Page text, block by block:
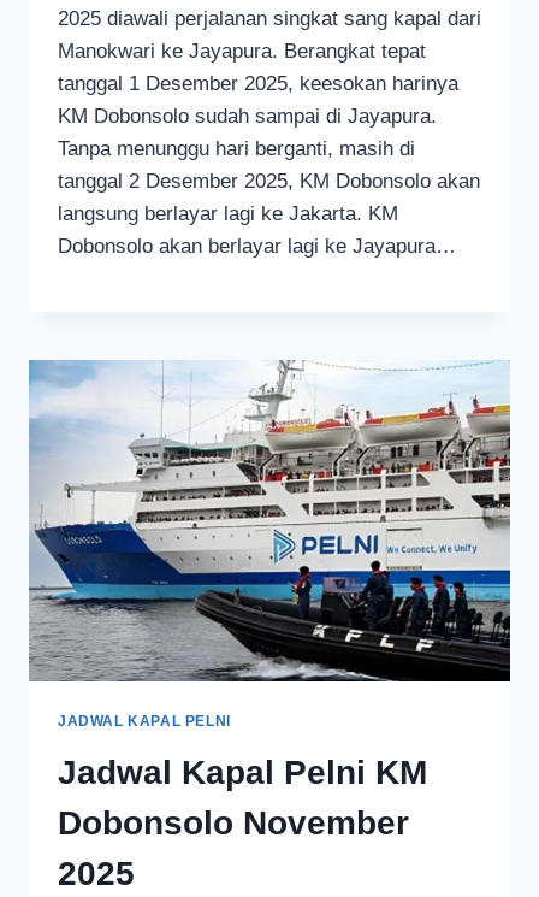
2025 diawali perjalanan singkat sang kapal dari
Manokwari ke Jayapura. Berangkat tepat
tanggal 1 Desember 2025, keesokan harinya
KM Dobonsolo sudah sampai di Jayapura.
Tanpa menunggu hari berganti, masih di
tanggal 2 Desember 2025, KM Dobonsolo akan
langsung berlayar lagi ke Jakarta. KM
Dobonsolo akan berlayar lagi ke Jayapura…
JADWAL KAPAL PELNI
Jadwal Kapal Pelni KM
Dobonsolo November
2025